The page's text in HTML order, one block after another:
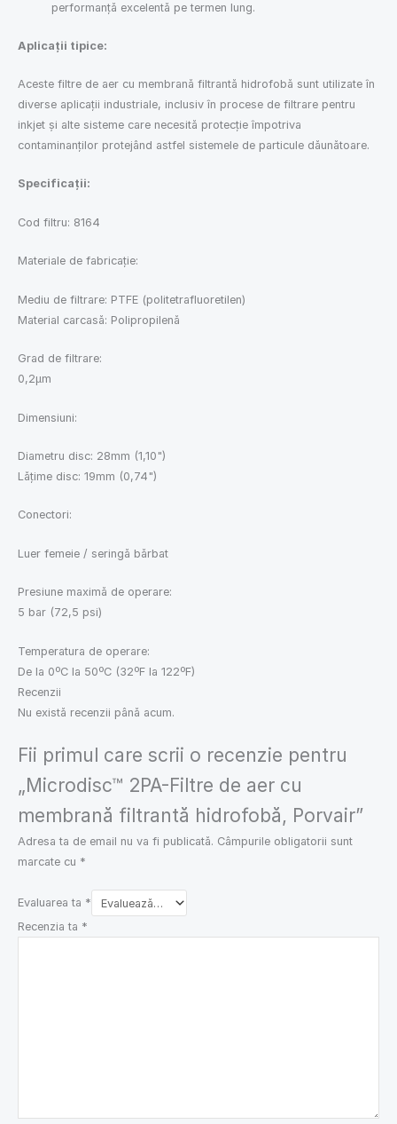
performanță excelentă pe termen lung.
Aplicații tipice:
Aceste filtre de aer cu membrană filtrantă hidrofobă sunt utilizate în
diverse aplicații industriale, inclusiv în procese de filtrare pentru
inkjet și alte sisteme care necesită protecție împotriva
contaminanților protejând astfel sistemele de particule dăunătoare.
Specificații:
Cod filtru: 8164
Materiale de fabricație:
Mediu de filtrare: PTFE (politetrafluoretilen)
Material carcasă: Polipropilenă
Grad de filtrare:
0,2μm
Dimensiuni:
Diametru disc: 28mm (1,10")
Lățime disc: 19mm (0,74")
Conectori:
Luer femeie / seringă bărbat
Presiune maximă de operare:
5 bar (72,5 psi)
Temperatura de operare:
De la 0ºC la 50ºC (32ºF la 122ºF)
Recenzii
Nu există recenzii până acum.
Fii primul care scrii o recenzie pentru
„Microdisc™ 2PA-Filtre de aer cu
membrană filtrantă hidrofobă, Porvair”
Adresa ta de email nu va fi publicată. Câmpurile obligatorii sunt
marcate cu *
Evaluarea ta *
Recenzia ta *